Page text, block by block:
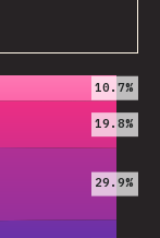
2021
29.9%
19.8%
10.7%